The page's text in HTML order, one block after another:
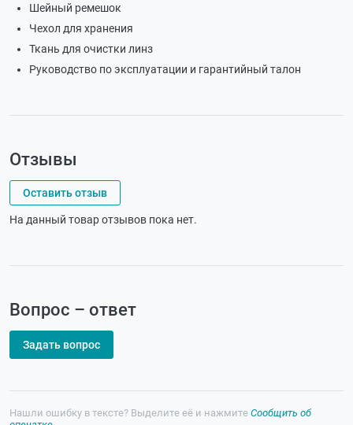
Шейный ремешок
Чехол для хранения
Ткань для очистки линз
Руководство по эксплуатации и гарантийный талон
Отзывы
Оставить отзыв
На данный товар отзывов пока нет.
Вопрос – ответ
Задать вопрос
Нашли ошибку в тексте? Выделите её и нажмите Сообщить об